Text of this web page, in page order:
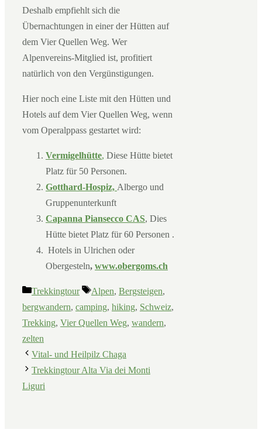
Deshalb empfiehlt sich die
Übernachtungen in einer der Hütten auf
dem Vier Quellen Weg. Wer
Alpenvereins-Mitglied ist, profitiert
natürlich von den Vergünstigungen.
Hier noch eine Liste mit den Hütten und
Hotels auf dem Vier Quellen Weg, wenn
vom Operalppass gestartet wird:
Vermigelhütte, Diese Hütte bietet
Platz für 50 Personen.
Gotthard-Hospiz, Albergo und
Gruppenunterkunft
Capanna Piansecco CAS, Dies
Hütte bietet Platz für 60 Personen .
Hotels in Ulrichen oder
Obergesteln, www.obergoms.ch
Kategorien
Trekkingtour Schlagwörter
Alpen, Bergsteigen,
bergwandern, camping, hiking, Schweiz,
Trekking, Vier Quellen Weg, wandern,
zelten
Vital- und Heilpilz Chaga
Trekkingtour Alta Via dei Monti
Liguri